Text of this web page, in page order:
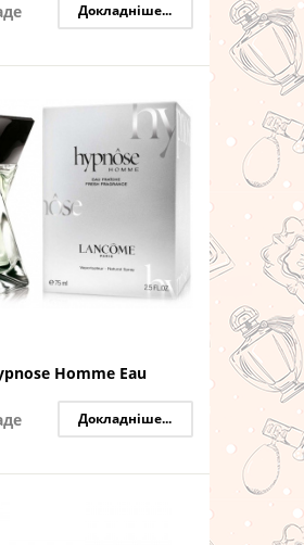
Докладніше...
Homme Eau
Докладніше...